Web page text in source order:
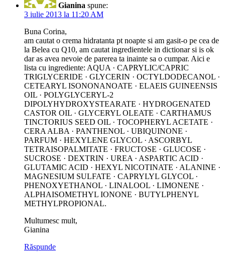
Gianina spune:
3 iulie 2013 la 11:20 AM
Buna Corina,
am cautat o crema hidratanta pt noapte si am gasit-o pe cea de
la Belea cu Q10, am cautat ingredientele in dictionar si is ok
dar as avea nevoie de parerea ta inainte sa o cumpar. Aici e
lista cu ingrediente: AQUA · CAPRYLIC/CAPRIC
TRIGLYCERIDE · GLYCERIN · OCTYLDODECANOL ·
CETEARYL ISONONANOATE · ELAEIS GUINEENSIS
OIL · POLYGLYCERYL-2
DIPOLYHYDROXYSTEARATE · HYDROGENATED
CASTOR OIL · GLYCERYL OLEATE · CARTHAMUS
TINCTORIUS SEED OIL · TOCOPHERYL ACETATE ·
CERA ALBA · PANTHENOL · UBIQUINONE ·
PARFUM · HEXYLENE GLYCOL · ASCORBYL
TETRAISOPALMITATE · FRUCTOSE · GLUCOSE ·
SUCROSE · DEXTRIN · UREA · ASPARTIC ACID ·
GLUTAMIC ACID · HEXYL NICOTINATE · ALANINE ·
MAGNESIUM SULFATE · CAPRYLYL GLYCOL ·
PHENOXYETHANOL · LINALOOL · LIMONENE ·
ALPHAISOMETHYL IONONE · BUTYLPHENYL
METHYLPROPIONAL.
Multumesc mult,
Gianina
Răspunde